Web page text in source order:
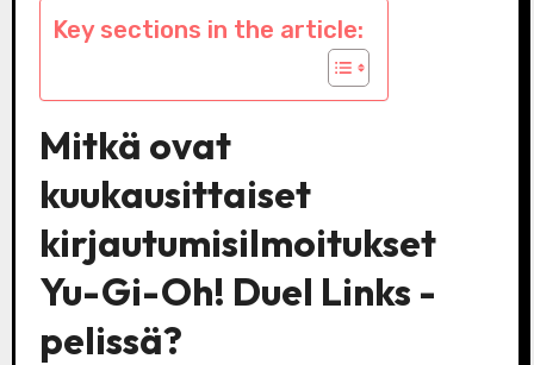
Key sections in the article:
Mitkä ovat
kuukausittaiset
kirjautumisilmoitukset
Yu-Gi-Oh! Duel Links -
pelissä?